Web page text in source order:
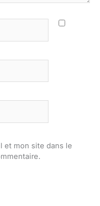
et mon site dans le